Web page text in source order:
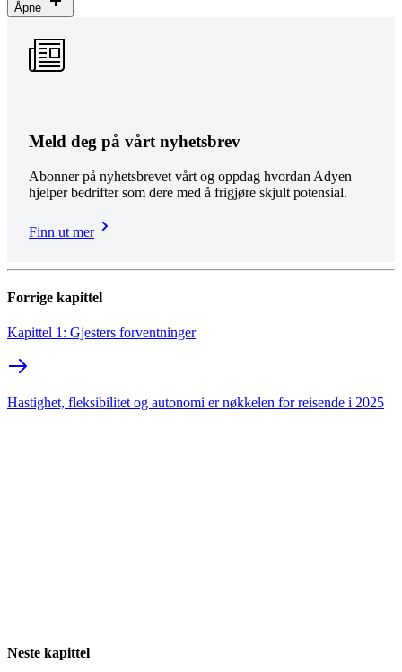
Åpne
Meld deg på vårt nyhetsbrev
Abonner på nyhetsbrevet vårt og oppdag hvordan Adyen
hjelper bedrifter som dere med å frigjøre skjult potensial.
Finn ut mer
Forrige kapittel
Kapittel 1: Gjesters forventninger
Hastighet, fleksibilitet og autonomi er nøkkelen for reisende i 2025
Neste kapittel